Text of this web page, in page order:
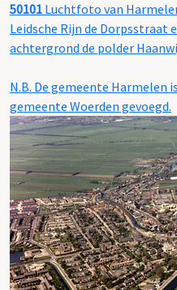
50101 Luchtfoto van
Leidsche Rijn de Dorpsstraat
achtergrond de polder
N.B. De gemeente Harmelen
gemeente Woerden gevoegd.